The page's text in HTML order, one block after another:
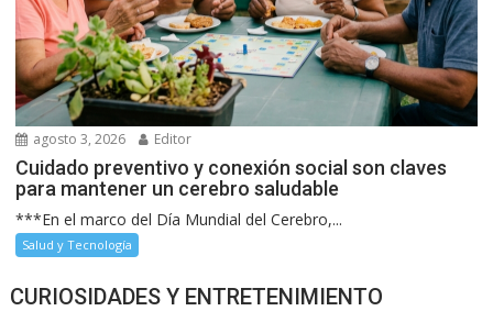
agosto 3, 2026 Editor
Cuidado preventivo y conexión social son claves
para mantener un cerebro saludable
***En el marco del Día Mundial del Cerebro,...
Salud y Tecnología
CURIOSIDADES Y ENTRETENIMIENTO